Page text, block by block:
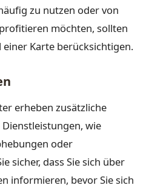
zu nutzen oder von
möchten, sollten
einer Karte berücksichtigen.
erheben zusätzliche
wie
oder
sicher, dass Sie sich über
informieren, bevor Sie sich